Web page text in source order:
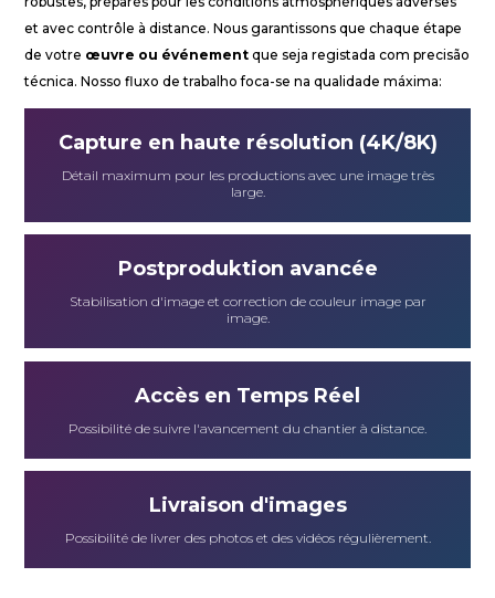
Films et Séries
LOCATION
ACTUALITÉS
BUDGETS
LANGUES
et avec contrôle à distance. Nous garantissons que chaque étape
de votre œuvre ou événement que seja registada com precisão
técnica. Nosso fluxo de trabalho foca-se na qualidade máxima:
Capture en haute résolution (4K/8K)
Détail maximum pour les productions avec une image très
large.
Postproduktion avancée
Stabilisation d'image et correction de couleur image par
image.
Accès en Temps Réel
Possibilité de suivre l'avancement du chantier à distance.
Livraison d'images
Possibilité de livrer des photos et des vidéos régulièrement.